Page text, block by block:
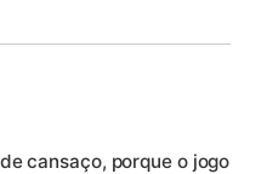
cansaço, porque o jogo